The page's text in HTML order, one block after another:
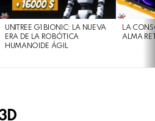
UNITREE G1 BIONIC: LA NUEVA
ERA DE LA ROBÓTICA
HUMANOIDE ÁGIL
LA
ALMA